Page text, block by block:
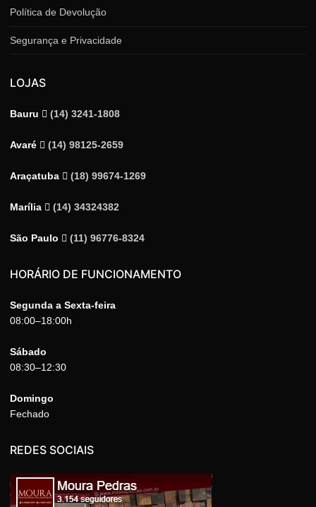
Política de Devolução
Segurança e Privacidade
LOJAS
Bauru (14) 3241-1808
Avaré (14) 98125-2659
Araçatuba (18) 99674-1269
Marília (14) 34324382
São Paulo (11) 96776-8324
HORÁRIO DE FUNCIONAMENTO
Segunda a Sexta-feira
08:00–18:00h
Sábado
08:30–12:30
Domingo
Fechado
REDES SOCIAIS